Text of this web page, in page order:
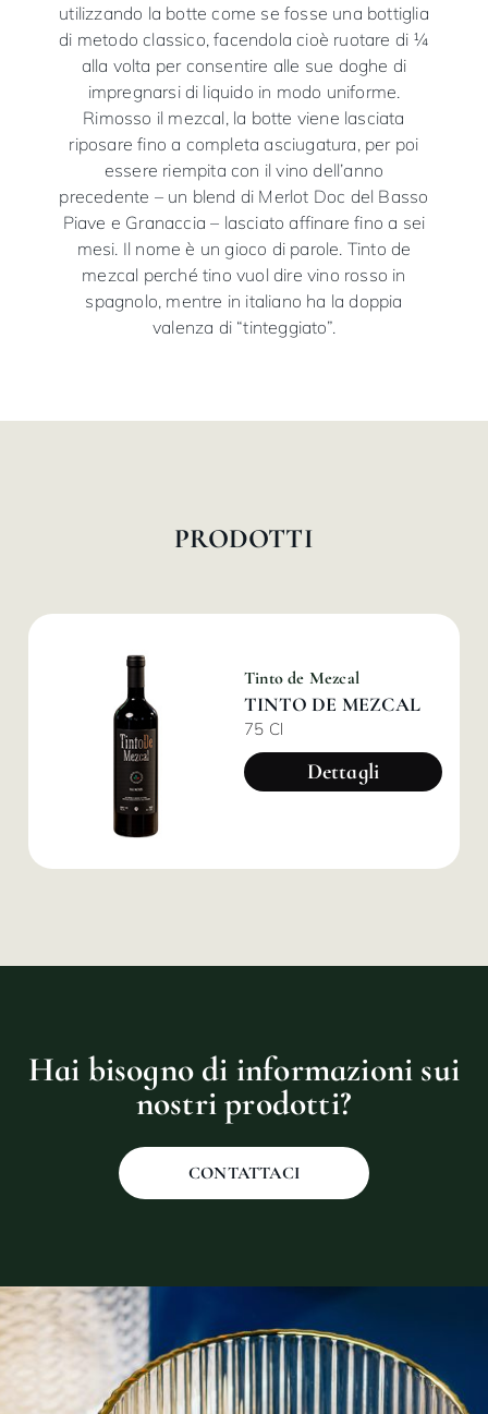
utilizzando la botte come se fosse una bottiglia
di metodo classico, facendola cioè ruotare di ¼
alla volta per consentire alle sue doghe di
impregnarsi di liquido in modo uniforme.
Rimosso il mezcal, la botte viene lasciata
riposare fino a completa asciugatura, per poi
essere riempita con il vino dell’anno
precedente – un blend di Merlot Doc del Basso
Piave e Granaccia – lasciato affinare fino a sei
mesi. Il nome è un gioco di parole. Tinto de
mezcal perché tino vuol dire vino rosso in
spagnolo, mentre in italiano ha la doppia
valenza di “tinteggiato”.
PRODOTTI
Tinto de Mezcal
TINTO DE MEZCAL
75 Cl
Dettagli
Hai bisogno di informazioni sui
nostri prodotti?
CONTATTACI